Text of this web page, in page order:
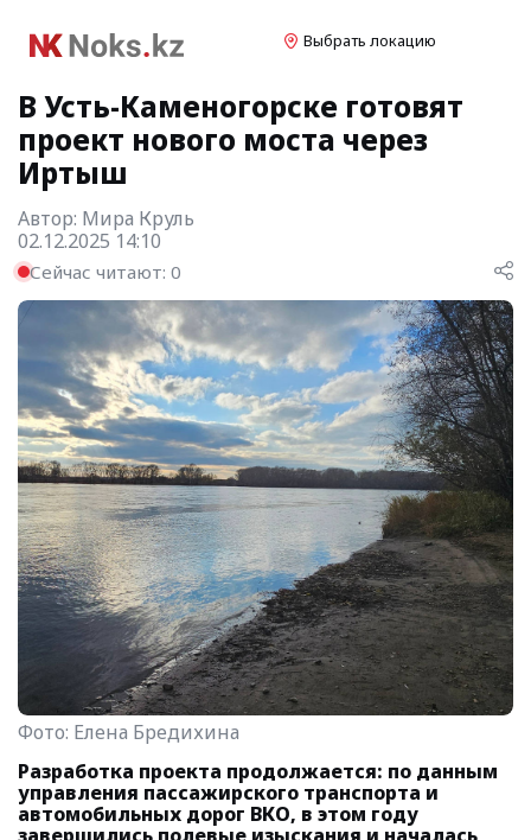
Выбрать локацию
В Усть-Каменогорске готовят
проект нового моста через
Иртыш
Автор: Мира Круль
02.12.2025 14:10
Сейчас читают: 0
Фото: Елена Бредихина
Разработка проекта продолжается: по данным
управления пассажирского транспорта и
автомобильных дорог ВКО, в этом году